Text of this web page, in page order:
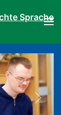
Sprache